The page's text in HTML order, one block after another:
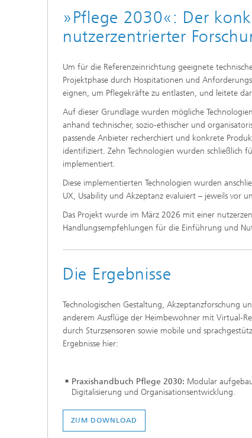
»Pflege 2030«: Der
nutzerzentrierter
Um für die Referenzeinrichtung geeignete
Projektphase durch Hospitationen und
eignen, um Pflegekräfte zu entlasten, und leitete
Auf dieser Grundlage wurden mögliche
anhand technischer, sozio-ethischer und
passende Anbieter recherchiert und konkrete
identifiziert. Zehn Technologien wurden schließlich
implementiert.
Diese implementierten Technologien wurden
UX, Usability und Akzeptanz evaluiert – jeweils vor
Das Projekt wurde im März 2026 mit einer
Handlungsempfehlungen für die Einführung und
Die Ergebnisse
Technologischen Gestaltung, Akzeptanzforschung
anderem Ausflüge der Heimbewohner mit Virtual-
durch Sturzsensoren sowie mobile und
Ergebnisse hier:
Praxishandbuch Pflege 2030: Modular
Digitalisierung und Organisationsentwicklung.
ZUM DOWNLOAD